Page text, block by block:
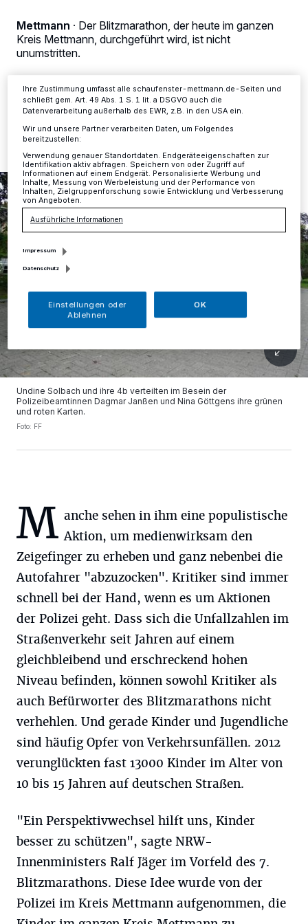
Mettmann · Der Blitzmarathon, der heute im ganzen
Kreis Mettmann, durchgeführt wird, ist nicht
unumstritten.
18.09.2014 , 13:52 Uhr 2 Minuten Lesezeit
Undine Solbach und ihre 4b verteilten im Besein der
Polizeibeamtinnen Dagmar Janßen und Nina Göttgens ihre grünen
und roten Karten.
Foto: FF
M anche sehen in ihm eine populistische
Aktion, um medienwirksam den
Zeigefinger zu erheben und ganz nebenbei die
Autofahrer "abzuzocken". Kritiker sind immer
schnell bei der Hand, wenn es um Aktionen
der Polizei geht. Dass sich die Unfallzahlen im
Straßenverkehr seit Jahren auf einem
gleichbleibend und erschreckend hohen
Niveau befinden, können sowohl Kritiker als
auch Befürworter des Blitzmarathons nicht
verhehlen. Und gerade Kinder und Jugendliche
sind häufig Opfer von Verkehrsunfällen. 2012
verunglückten fast 13000 Kinder im Alter von
10 bis 15 Jahren auf deutschen Straßen.
"Ein Perspektivwechsel hilft uns, Kinder
besser zu schützen", sagte NRW-
Innenministers Ralf Jäger im Vorfeld des 7.
Blitzmarathons. Diese Idee wurde von der
Polizei im Kreis Mettmann aufgenommen, die
dieses Menü jederzeit wieder aufrufen, um Ihre Einstellungen zu
ändern oder Ihre Einwilligung zu widerrufen, indem Sie auf den Link
Einstellungen oder Ablehnen am unteren Rand der Webseite klicken.
Ihre Einstellungen gelten innerhalb unseres Website. Weitere
Ihre Zustimmung umfasst alle schaufenster-mettmann.de-Seiten und
schließt gem. Art. 49 Abs. 1 S. 1 lit. a DSGVO auch die
Datenverarbeitung außerhalb des EWR, z.B. in den USA ein.
Wir und unsere Partner verarbeiten Daten, um Folgendes
bereitzustellen:
Verwendung genauer Standortdaten. Endgeräteeigenschaften zur
Identifikation aktiv abfragen. Speichern von oder Zugriff auf
Informationen auf einem Endgerät. Personalisierte Werbung und
Inhalte, Messung von Werbeleistung und der Performance von
Inhalten, Zielgruppenforschung sowie Entwicklung und Verbesserung
von Angeboten.
Ausführliche Informationen
Impressum
Datenschutz
Einstellungen oder
Ablehnen
OK